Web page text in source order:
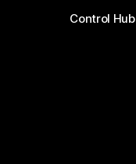
Control Hub